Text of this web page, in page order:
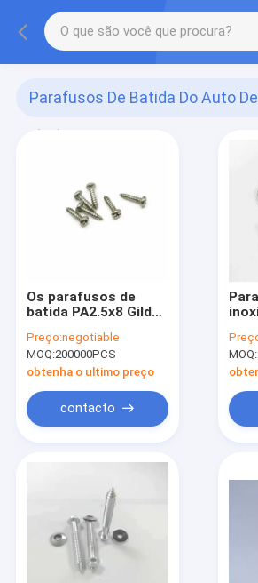
Parafusos De Batida Do Auto
Os parafusos de
batida PA2.5x8 Gilded
inoxidável preto
anodizaram
Preço:negotiable
MOQ:200000PCS
obtenha o ultimo preço
contacto
de
de
MOQ: